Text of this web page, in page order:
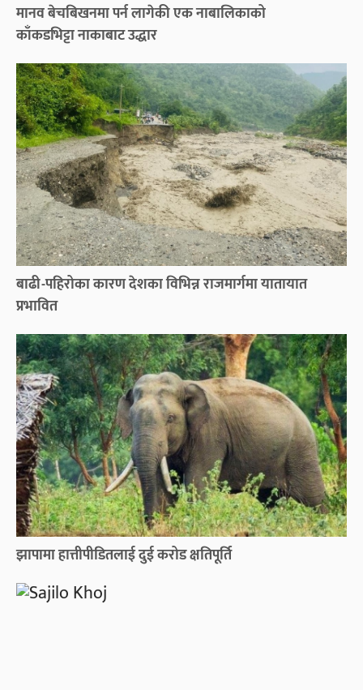
मानव बेचबिखनमा पर्न लागेकी एक नाबालिकाको
काँकडभिट्टा नाकाबाट उद्धार
बाढी-पहिरोका कारण देशका विभिन्न राजमार्गमा यातायात
प्रभावित
झापामा हात्तीपीडितलाई दुई करोड क्षतिपूर्ति